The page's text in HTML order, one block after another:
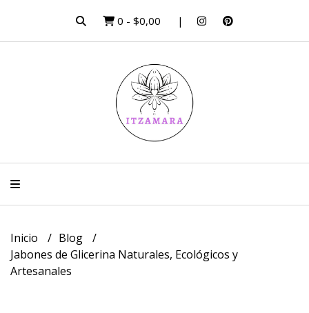
0 - $0,00
Inicio
Blog
Jabones de Glicerina Naturales, Ecológicos y
Artesanales